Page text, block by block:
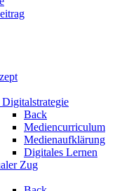
Digitalstrategie
Back
Mediencurriculum
Medienaufklärung
Digitales Lernen
Zug